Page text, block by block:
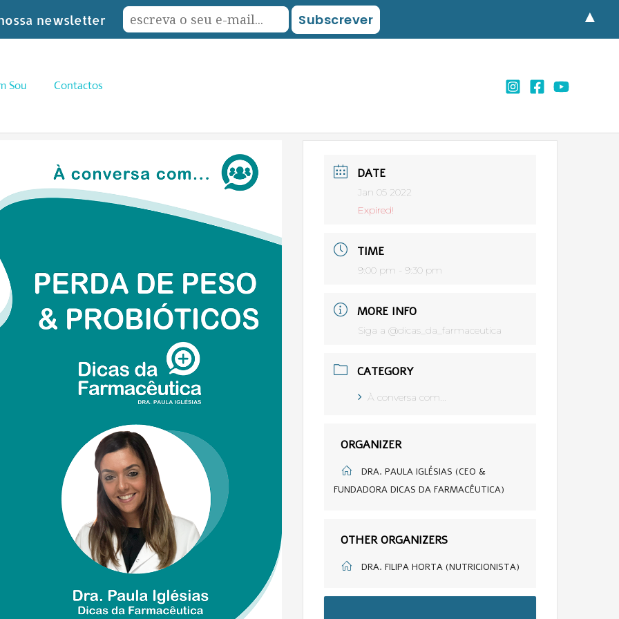
Sou Contactos
DATE
Jan 05 2022
Expired!
TIME
9:00 pm - 9:30 pm
MORE INFO
Siga a @dicas_da_farmaceutica
CATEGORY
À conversa com...
ORGANIZER
DRA. PAULA IGLÉSIAS (CEO &
FUNDADORA DICAS DA FARMACÊUTICA)
OTHER ORGANIZERS
DRA. FILIPA HORTA (NUTRICIONISTA)
newsletter ▲